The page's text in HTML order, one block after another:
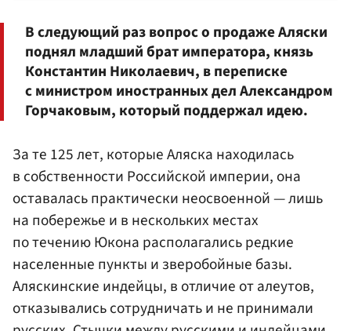
В следующий раз вопрос о продаже Аляски
поднял младший брат императора, князь
Константин Николаевич, в переписке
с министром иностранных делАлександром
Горчаковым, который поддержал идею.
За те 125 лет, которые Аляска находилась
в собственности Российской империи, она
оставалась практически неосвоенной — лишь
на побережье и в нескольких местах
по течению Юкона располагались редкие
населенные пункты и зверобойные базы.
Аляскинские индейцы, в отличие от алеутов,
отказывались сотрудничать и не принимали